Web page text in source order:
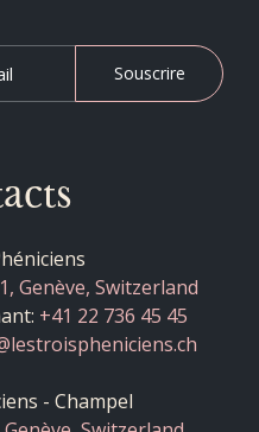
Souscrire
Genève, Switzerland
+41 22 736 45 45
- Champel